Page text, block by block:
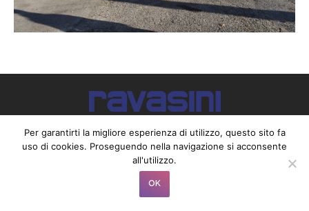
2017 @ Ravasini S.p.A. - Via Ottavio Ricci, 18/19 - 43012 Parola (Parma)
Italy - Partita IVA 09739150150 - Tel. 0039 0521 825555
Privacy Policy|Cookie Policy
Per garantirti la migliore esperienza di utilizzo, questo sito fa
uso di cookies. Proseguendo nella navigazione si acconsente
all'utilizzo.
OK